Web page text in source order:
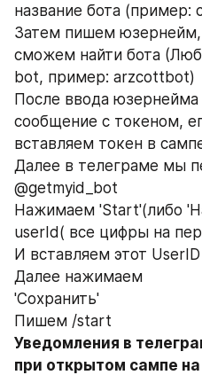
название бота (пример:
Затем пишем
сможем найти бота
bot, пример: arzcottbot)
После ввода
сообщение с токеном,
вставляем токен в
Далее в телеграме мы
@getmyid_bot
Нажимаем 'Start'(либо
userId( все цифры на
И вставляем этот
Далее нажимаем
'Сохранить'
Пишем /start
Уведомления в
при открытом сампе